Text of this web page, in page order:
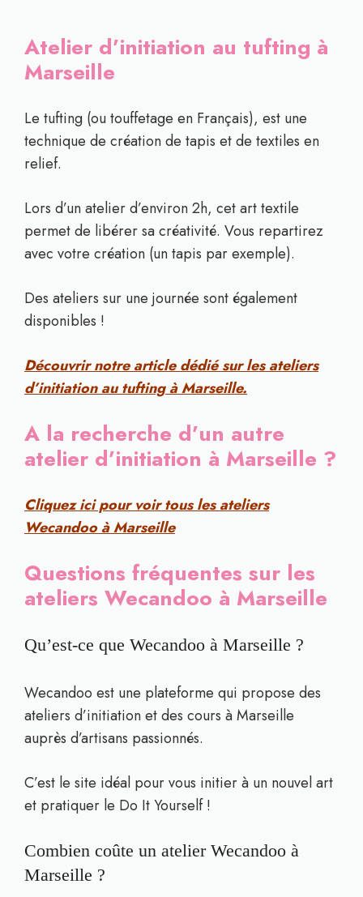
Atelier d’initiation au tufting à
Marseille
Le tufting (ou touffetage en Français), est une
technique de création de tapis et de textiles en
relief.
Lors d’un atelier d’environ 2h, cet art textile
permet de libérer sa créativité. Vous repartirez
avec votre création (un tapis par exemple).
Des ateliers sur une journée sont également
disponibles !
Découvrir notre article dédié sur les ateliers
d’initiation au tufting à Marseille.
A la recherche d’un autre
atelier d’initiation à Marseille ?
Cliquez ici pour voir tous les ateliers
Wecandoo à Marseille
Questions fréquentes sur les
ateliers Wecandoo à Marseille
Qu’est-ce que Wecandoo à Marseille ?
Wecandoo est une plateforme qui propose des
ateliers d’initiation et des cours à Marseille
auprès d’artisans passionnés.
C’est le site idéal pour vous initier à un nouvel art
et pratiquer le Do It Yourself !
Combien coûte un atelier Wecandoo à
Marseille ?